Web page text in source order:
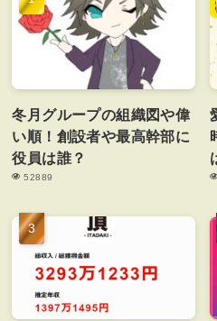
冬月グループの組織図や偉
い順！創設者や最高幹部に
役員は誰？
52889